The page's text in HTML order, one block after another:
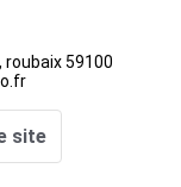
roubaix59100
site